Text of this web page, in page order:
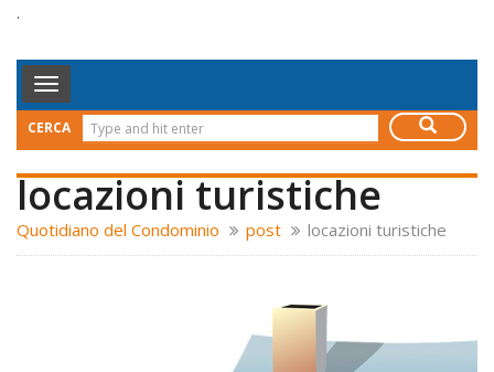
.
Toggle
Navigation
CERCA
locazioni turistiche
Quotidiano del Condominio post locazioni turistiche